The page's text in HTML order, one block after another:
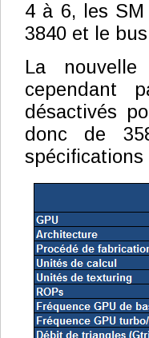
4 à 6, les
3840 et le
La
cependant
désactivés
donc de